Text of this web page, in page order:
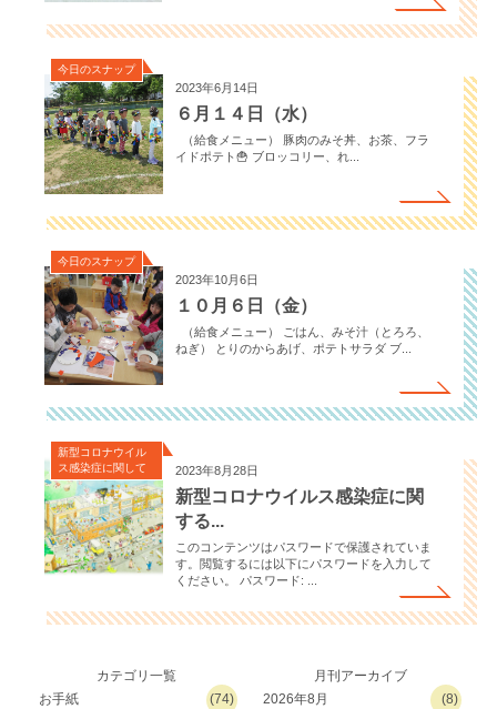
今日のスナップ
2023年6月14日
６月１４日（水）
（給食メニュー） 豚肉のみそ丼、お茶、フラ
イドポテト🍟 ブロッコリー、れ...
今日のスナップ
2023年10月6日
１０月６日（金）
（給食メニュー） ごはん、みそ汁（とろろ、
ねぎ） とりのからあげ、ポテトサラダ ブ...
新型コロナウイル
ス感染症に関して
2023年8月28日
新型コロナウイルス感染症に関
する...
このコンテンツはパスワードで保護されていま
す。閲覧するには以下にパスワードを入力して
ください。 パスワード: ...
カテゴリ一覧
お手紙
(74)
月刊アーカイブ
2026年8月
(8)